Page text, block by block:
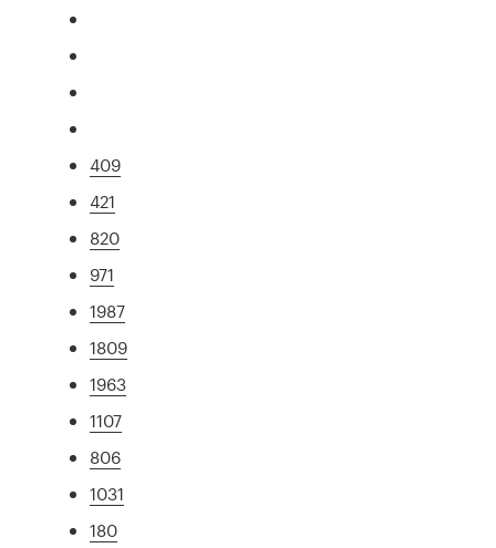
409
421
820
971
1987
1809
1963
1107
806
1031
180